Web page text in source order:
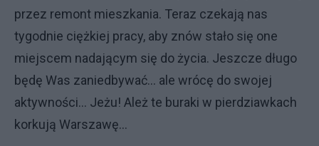
przez remont mieszkania. Teraz czekają nas
tygodnie ciężkiej pracy, aby znów stało się one
miejscem nadającym się do życia. Jeszcze długo
będę Was zaniedbywać... ale wrócę do swojej
aktywności... Jeżu! Ależ te buraki w pierdziawkach
korkują Warszawę...